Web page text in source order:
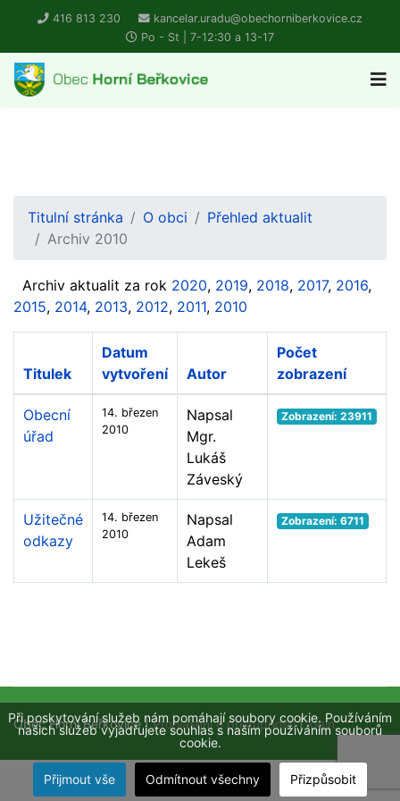
416 813 230
kancelar.uradu@obechorniberkovice.cz
Po - St | 7-12:30 a 13-17
Titulní stránka O obci
Přehled aktualit
Archiv 2010
Archiv aktualit za rok 2020, 2019, 2018, 2017, 2016,
2015, 2014, 2013, 2012, 2011, 2010
Titulek
Datum
vytvoření
Autor
Počet
zobrazení
Obecní
úřad
14. březen
2010
Napsal
Mgr.
Lukáš
Záveský
Zobrazení: 23911
Užitečné
odkazy
14. březen
2010
Napsal
Adam
Lekeš
Zobrazení: 6711
Obec Horní Beřkovice |Prohlášení o přístupnosti|login
Při poskytování služeb nám pomáhají soubory cookie. Používáním
našich služeb vyjadřujete souhlas s naším používáním souborů
cookie.
Přijmout vše Odmítnout všechny Přizpůsobit